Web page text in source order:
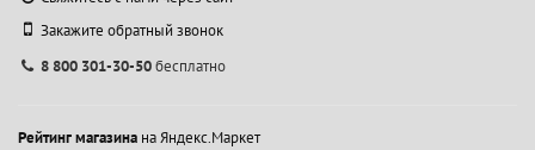
Закажите обратный звонок
8 800 301-30-50бесплатно
Рейтинг магазина на Яндекс.Маркет